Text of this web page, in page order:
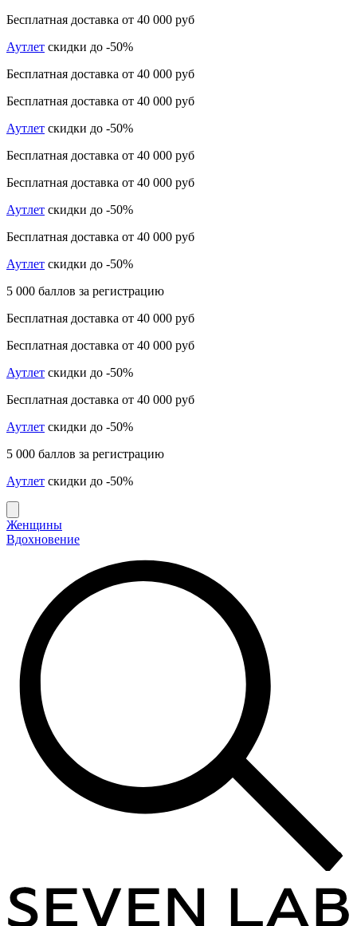
Бесплатная доставка от 40 000 руб
Аутлет скидки до -50%
Бесплатная доставка от 40 000 руб
Бесплатная доставка от 40 000 руб
Аутлет скидки до -50%
Бесплатная доставка от 40 000 руб
Бесплатная доставка от 40 000 руб
Аутлет скидки до -50%
Бесплатная доставка от 40 000 руб
Аутлет скидки до -50%
5 000 баллов за регистрацию
Бесплатная доставка от 40 000 руб
Бесплатная доставка от 40 000 руб
Аутлет скидки до -50%
Бесплатная доставка от 40 000 руб
Аутлет скидки до -50%
5 000 баллов за регистрацию
Аутлет скидки до -50%
Женщины
Вдохновение